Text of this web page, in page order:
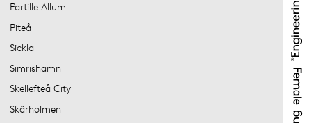
Partille Allum
Piteå
Sickla
Simrishamn
Skellefteå City
Skärholmen